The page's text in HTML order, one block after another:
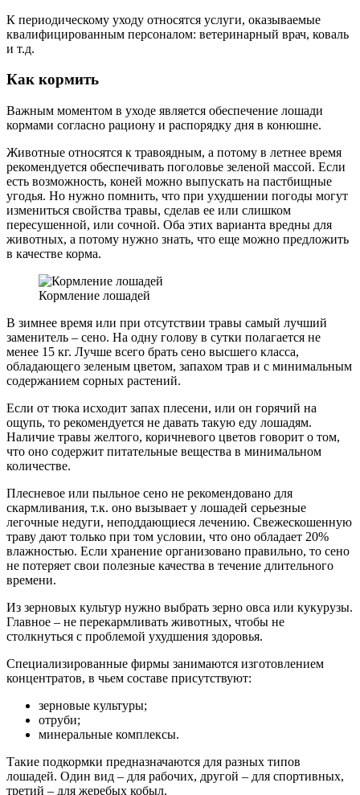
К периодическому уходу относятся услуги, оказываемые
квалифицированным персоналом: ветеринарный врач, коваль
и т.д.
Как кормить
Важным моментом в уходе является обеспечение лошади
кормами согласно рациону и распорядку дня в конюшне.
Животные относятся к травоядным, а потому в летнее время
рекомендуется обеспечивать поголовье зеленой массой. Если
есть возможность, коней можно выпускать на пастбищные
угодья. Но нужно помнить, что при ухудшении погоды могут
измениться свойства травы, сделав ее или слишком
пересушенной, или сочной. Оба этих варианта вредны для
животных, а потому нужно знать, что еще можно предложить
в качестве корма.
Кормление лошадей
В зимнее время или при отсутствии травы самый лучший
заменитель – сено. На одну голову в сутки полагается не
менее 15 кг. Лучше всего брать сено высшего класса,
обладающего зеленым цветом, запахом трав и с минимальным
содержанием сорных растений.
Если от тюка исходит запах плесени, или он горячий на
ощупь, то рекомендуется не давать такую еду лошадям.
Наличие травы желтого, коричневого цветов говорит о том,
что оно содержит питательные вещества в минимальном
количестве.
Плесневое или пыльное сено не рекомендовано для
скармливания, т.к. оно вызывает у лошадей серьезные
легочные недуги, неподдающиеся лечению. Свежескошенную
траву дают только при том условии, что оно обладает 20%
влажностью. Если хранение организовано правильно, то сено
не потеряет свои полезные качества в течение длительного
времени.
Из зерновых культур нужно выбрать зерно овса или кукурузы.
Главное – не перекармливать животных, чтобы не
столкнуться с проблемой ухудшения здоровья.
Специализированные фирмы занимаются изготовлением
концентратов, в чьем составе присутствуют:
зерновые культуры;
отруби;
минеральные комплексы.
Такие подкормки предназначаются для разных типов
лошадей. Один вид – для рабочих, другой – для спортивных,
третий – для жеребых кобыл.